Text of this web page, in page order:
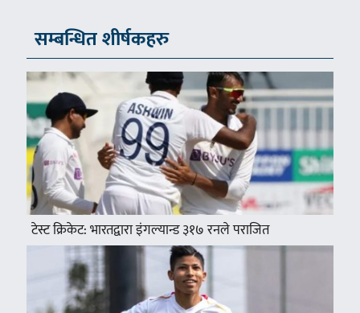
सम्बन्धित शीर्षकहरु
टेस्ट क्रिकेट: भारतद्वारा इंगल्यान्ड ३१७ रनले पराजित